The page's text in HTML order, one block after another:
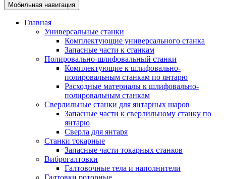
Мобильная навигация
Главная
Универсальные станки
Комплектующие универсального станка
Запасные части к станкам
Полировально-шлифовальный станки
Комплектующие к шлифовально-
полировальным станкам по янтарю
Расходные материалы к шлифовально-
полировальным станкам
Сверлильные станки для янтарных шаров
Запасные части к сверлильному станку по
янтарю
Сверла для янтаря
Станки токарные
Запасные части токарных станков
Виброгалтовки
Галтовочные тела и наполнители
Галтовки роторные